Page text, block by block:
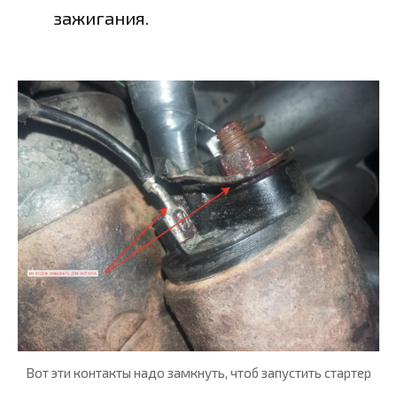
зажигания.
Вот эти контакты надо замкнуть, чтоб запустить стартер